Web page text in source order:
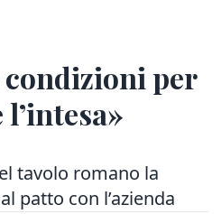
per
tavolo romano la
patto con l’azienda